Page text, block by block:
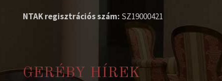
NTAK regisztrációs szám: SZ19000421
GERÉBY HÍREK